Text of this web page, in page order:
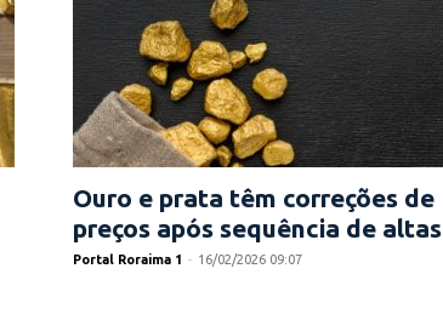
Ouro e prata têm correções de
preços após sequência de altas
Portal Roraima 1 - 16/02/2026 09:07